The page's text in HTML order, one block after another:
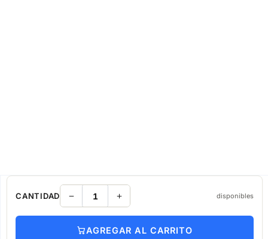
CANTIDAD disponibles
AGREGAR AL CARRITO